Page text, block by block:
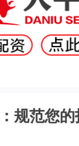
规范您的